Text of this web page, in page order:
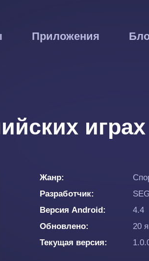
Приложения
играх
Жанр
Разработчик
Версия Android
4.4
Обновлено
20
Текущая версия